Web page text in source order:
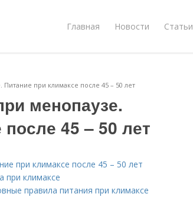
Главная Новости Статьи
при климаксе после 45 – 50 лет
менопаузе.
45 – 50 лет
при климаксе после 45 – 50 лет
при климаксе
правила питания при климаксе